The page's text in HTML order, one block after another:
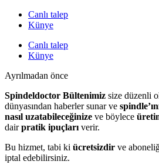
Canlı talep
Künye
Canlı talep
Künye
Ayrılmadan önce
Spindeldoctor Bültenimiz size düzenli
dünyasından haberler sunar ve
nasıl uzatabileceğinize ve böylece
dairpratik ipuçları verir.
Bu hizmet, tabi ki ücretsizdir ve
iptal edebilirsiniz.